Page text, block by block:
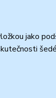
jako